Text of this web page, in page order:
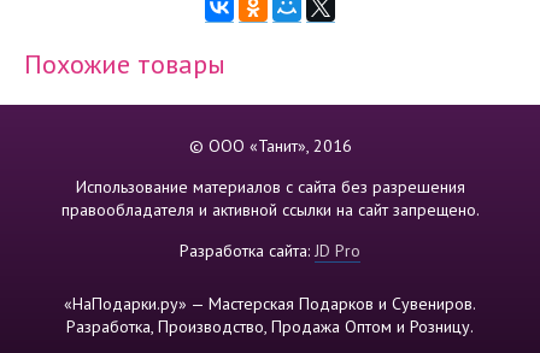
Похожие товары
© ООО «Танит», 2016
Использование материалов с сайта без разрешения
правообладателя и активной ссылки на сайт запрещено.
Разработка сайта: JD Pro
«НаПодарки.ру» — Мастерская Подарков и Сувениров.
Разработка, Производство, Продажа Оптом и Розницу.